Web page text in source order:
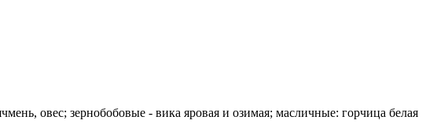
овес; зернобобовые - вика яровая и озимая; масличные: горчица белая